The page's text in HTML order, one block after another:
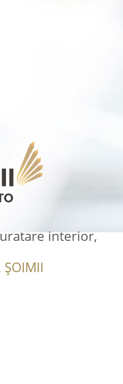
interior,
ȘOIMII